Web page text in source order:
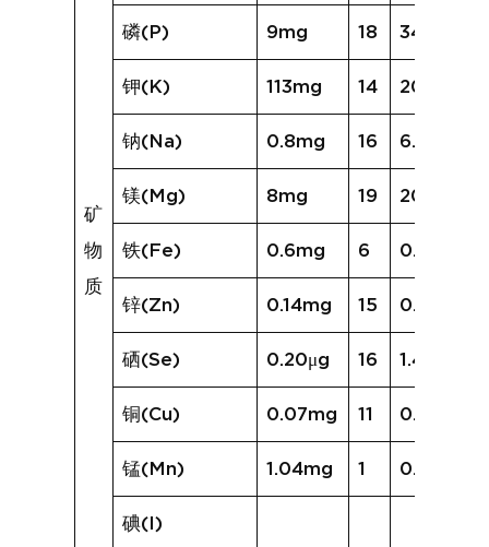
矿
物
质
磷(P) 9mg 18 34mg
钾(K) 113mg 14 205mg
钠(Na) 0.8mg 16 6.1mg
镁(Mg) 8mg 19 20mg
铁(Fe) 0.6mg 6 0.6mg
锌(Zn) 0.14mg 15 0.23mg
硒(Se) 0.20μg 16 1.49μg
铜(Cu) 0.07mg 11 0.13mg
锰(Mn) 1.04mg 1 0.33mg
碘(I)